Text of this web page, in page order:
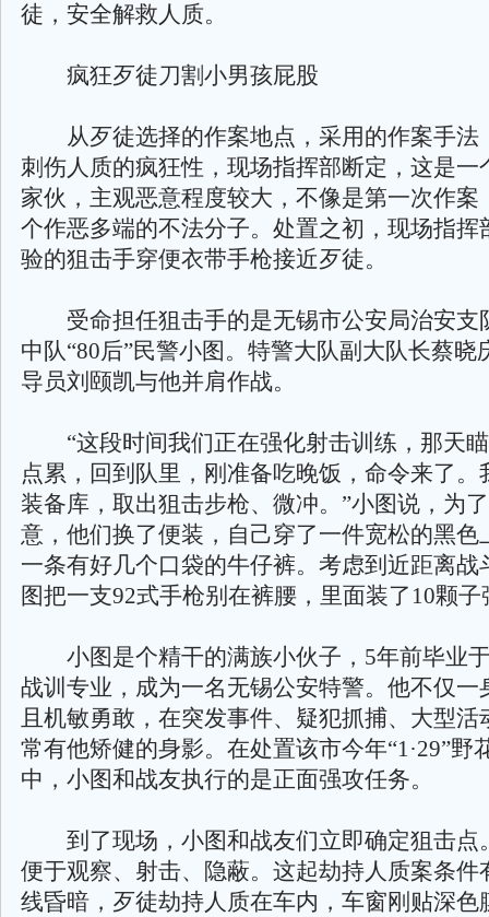
徒，安全解救人质。
疯狂歹徒刀割小男孩屁股
从歹徒选择的作案地点，采用的作案手法
刺伤人质的疯狂性，现场指挥部断定，这是一
家伙，主观恶意程度较大，不像是第一次作案
个作恶多端的不法分子。处置之初，现场指挥
验的狙击手穿便衣带手枪接近歹徒。
受命担任狙击手的是无锡市公安局治安支
中队“80后”民警小图。特警大队副大队长蔡晓
导员刘颐凯与他并肩作战。
“这段时间我们正在强化射击训练，那天
点累，回到队里，刚准备吃晚饭，命令来了。
装备库，取出狙击步枪、微冲。”小图说，为
意，他们换了便装，自己穿了一件宽松的黑色
一条有好几个口袋的牛仔裤。考虑到近距离战
图把一支92式手枪别在裤腰，里面装了10颗子
小图是个精干的满族小伙子，5年前毕业
战训专业，成为一名无锡公安特警。他不仅一
且机敏勇敢，在突发事件、疑犯抓捕、大型活
常有他矫健的身影。在处置该市今年“1·29”野
中，小图和战友执行的是正面强攻任务。
到了现场，小图和战友们立即确定狙击点
便于观察、射击、隐蔽。这起劫持人质案条件
线昏暗，歹徒劫持人质在车内，车窗刚贴深色